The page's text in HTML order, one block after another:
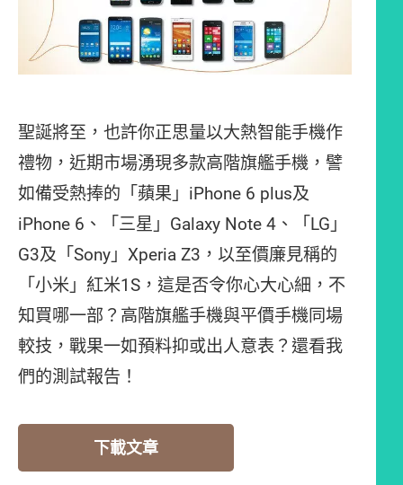
聖誕將至，也許你正思量以大熱智能手機作
禮物，近期市場湧現多款高階旗艦手機，譬
如備受熱捧的「蘋果」iPhone 6 plus及
iPhone 6、「三星」Galaxy Note 4、「LG」
G3及「Sony」Xperia Z3，以至價廉見稱的
「小米」紅米1S，這是否令你心大心細，不
知買哪一部？高階旗艦手機與平價手機同場
較技，戰果一如預料抑或出人意表？還看我
們的測試報告！
下載文章